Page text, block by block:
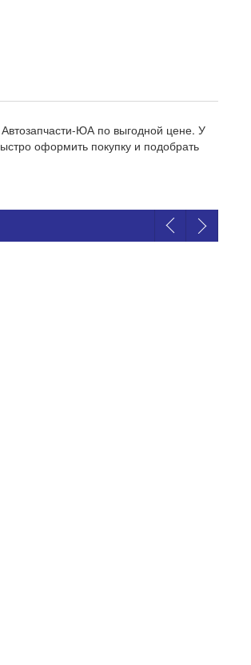
ЮА по выгодной цене. У
оформить покупку и подобрать